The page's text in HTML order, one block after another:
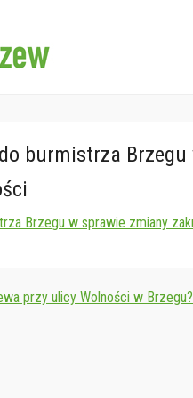
burmistrza
Brzegu w sprawie zmiany
przy ulicy Wolności w Brzegu?